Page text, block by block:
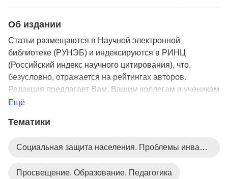
Об издании
Статьи размещаются в Научной электронной
библиотеке (РУНЭБ) и индексируются в РИНЦ
(Российский индекс научного цитирования), что,
безусловно, отражается на рейтингах авторов.
Редакция предлагает Вам, Вашим коллегам и ученикам
возможность публиковать статьи по направлению
связанным с инклюзивным образованием.
инклюзивного образования в России и в мире
Ещё
Тематики
Социальная защита населения. Проблемы инвалидов
Просвещение. Образование. Педагогика